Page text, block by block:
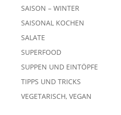
SAISON – WINTER
SAISONAL KOCHEN
SALATE
SUPERFOOD
SUPPEN UND EINTÖPFE
TIPPS UND TRICKS
VEGETARISCH, VEGAN